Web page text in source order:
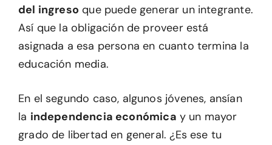
del ingreso que puede generar un integrante.
Así que la obligación de proveer está
asignada a esa persona en cuanto termina la
educación media.
En el segundo caso, algunos jóvenes, ansían
la independencia económica y un mayor
grado de libertad en general. ¿Es ese tu